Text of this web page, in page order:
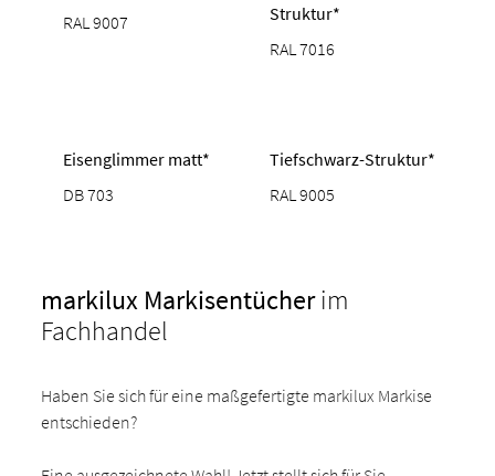
RAL 9007
Struktur*
RAL 7016
Eisenglimmer matt*
DB 703
Tiefschwarz-Struktur*
RAL 9005
markilux Markisentücherim
Fachhandel
Haben Sie sich für eine maßgefertigte markilux Markise
entschieden?